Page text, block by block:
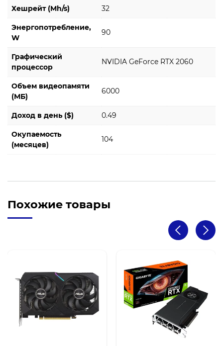
Хешрейт (Mh/s) 32
Энергопотребление,
W
90
Графический
процессор
NVIDIA GeForce RTX 2060
Объем видеопамяти
(МБ)
6000
Доход в день ($) 0.49
Окупаемость
(месяцев)
104
Похожие товары